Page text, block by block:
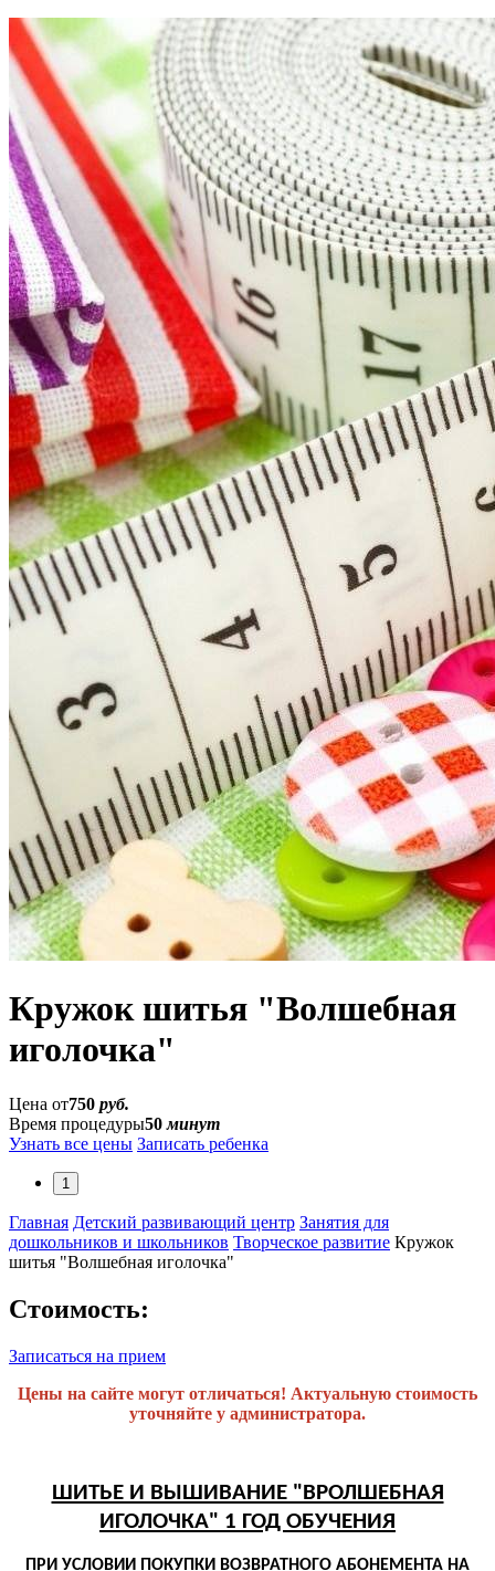
Кружок шитья "Волшебная
иголочка"
Цена от750 руб.
Время процедуры50минут
Узнать все цены Записать ребенка
1
Главная Детский развивающий центр Занятия для
дошкольников и школьников Творческое развитие Кружок
шитья "Волшебная иголочка"
Стоимость:
Записаться на прием
Цены на сайте могут отличаться! Актуальную стоимость
уточняйте у администратора.
ШИТЬЕ И ВЫШИВАНИЕ "ВРОЛШЕБНАЯ
ИГОЛОЧКА" 1 ГОД ОБУЧЕНИЯ
ПРИ УСЛОВИИ ПОКУПКИ ВОЗВРАТНОГО АБОНЕМЕНТА НА